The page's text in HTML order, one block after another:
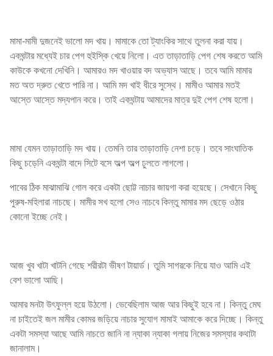
মামা-মামী দুজনেই ভালো মদ খায়। মামাকে তো ট্যাংকির সাথে তুলনা করা যায়।
একঘন্টার মধ্যেই চার পেগ হুইস্কি খেয়ে নিলো। এত তাড়াতাড়ি পেগ শেষ করতে আমি
কাউকে কখনো দেখিনি। আমারও মদ খাওয়ার বদ অভ্যাস আছে। তবে আমি মামার
মত অত দ্রুত খেতে পারি না। আমি মদ খাই ধীরে সুস্থে। মামীও আমার মতই
আস্তে আস্তে মদ্যপান করে। তাই একঘন্টায় আমাদের মাত্র দুই পেগ শেষ হলো।
মামা যেমন তাড়াতাড়ি মদ খায়। তেমনি তার তাড়াতাড়ি নেশা চড়ে। তবে সাংঘাতিক
কিছু চড়েনি একঘন্টা বাদে সিটে বসে অল্প অল্প ঢুলতে লাগলো।
পাবের ঠিক মাঝামাঝি গোল করে একটা ছোট্ট নাচার জায়গা করা হয়েছে। সেখানে কিছু
পুরুষ-মহিলারা নাচছে। মামীর সখ হলো সেও নাচবে কিন্তু মামার মদ ছেড়ে ওঠার
কোনো ইচ্ছে নেই।
আজ খুব খাটা খাটনি গেছে শরীরটা ভীষণ টায়ার্ড। তুমি সাগরকে নিয়ে যাও আমি এই
বেশ ভালো আছি।
আমার মনটা উৎফুল্ল হয়ে উঠলো। ভেবেছিলাম আজ আর কিছুই হবে না। কিন্তু মেঘ
না চাইতেই জল মামীর কোমর জড়িয়ে নাচার সুযোগ মামাই আমাকে করে দিচ্ছে। কিন্তু
একটা সমস্যা আছে আমি নাচতে জানি না ন্যাকা ন্যাকা গলায় নিজের সমস্যার কথাটা
জানালাম।